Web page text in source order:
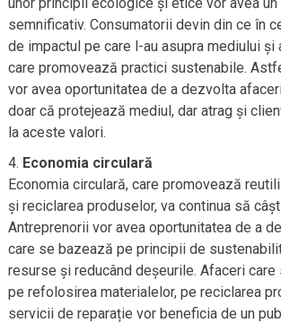
semnificativ. Consumatorii devin din ce în
de impactul pe care l-au asupra mediului și
care promovează practici sustenabile.
vor avea oportunitatea de a dezvolta
doar că protejează mediul, dar atrag și
la aceste valori.
Economia circulară
Economia circulară, care promovează
și reciclarea produselor, va continua să
Antreprenorii vor avea oportunitatea de a
care se bazează pe principii de
resurse și reducând deșeurile. Afaceri
pe refolosirea materialelor, pe reciclarea
servicii de reparație vor beneficia de un